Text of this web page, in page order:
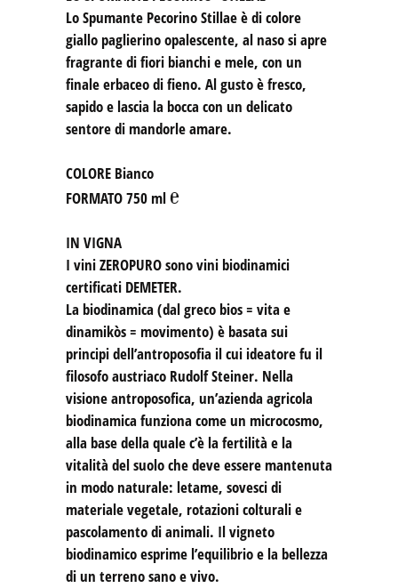
Lo Spumante Pecorino Stillae è di colore
giallo paglierino opalescente, al naso si apre
fragrante di fiori bianchi e mele, con un
finale erbaceo di fieno. Al gusto è fresco,
sapido e lascia la bocca con un delicato
sentore di mandorle amare.
COLORE Bianco
FORMATO750 ml ℮
IN VIGNA
I vini ZEROPURO sono vini biodinamici
certificati DEMETER.
La biodinamica (dal greco bios = vita e
dinamikòs = movimento) è basata sui
principi dell’antroposofia il cui ideatore fu il
filosofo austriaco Rudolf Steiner. Nella
visione antroposofica, un’azienda agricola
biodinamica funziona come un microcosmo,
alla base della quale c’è la fertilità e la
vitalità del suolo che deve essere mantenuta
in modo naturale: letame, sovesci di
materiale vegetale, rotazioni colturali e
pascolamento di animali. Il vigneto
biodinamico esprime l’equilibrio e la bellezza
di un terreno sano e vivo.